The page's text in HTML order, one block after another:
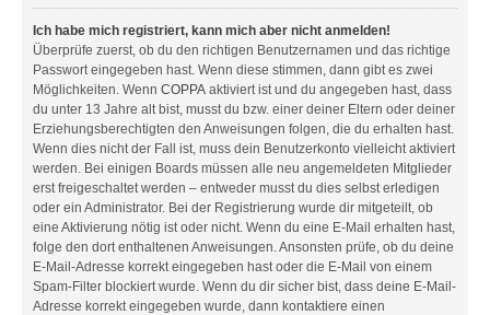
Ich habe mich registriert, kann mich aber nicht anmelden!
Überprüfe zuerst, ob du den richtigen Benutzernamen und das richtige
Passwort eingegeben hast. Wenn diese stimmen, dann gibt es zwei
Möglichkeiten. Wenn COPPA aktiviert ist und du angegeben hast, dass
du unter 13 Jahre alt bist, musst du bzw. einer deiner Eltern oder deiner
Erziehungsberechtigten den Anweisungen folgen, die du erhalten hast.
Wenn dies nicht der Fall ist, muss dein Benutzerkonto vielleicht aktiviert
werden. Bei einigen Boards müssen alle neu angemeldeten Mitglieder
erst freigeschaltet werden – entweder musst du dies selbst erledigen
oder ein Administrator. Bei der Registrierung wurde dir mitgeteilt, ob
eine Aktivierung nötig ist oder nicht. Wenn du eine E-Mail erhalten hast,
folge den dort enthaltenen Anweisungen. Ansonsten prüfe, ob du deine
E-Mail-Adresse korrekt eingegeben hast oder die E-Mail von einem
Spam-Filter blockiert wurde. Wenn du dir sicher bist, dass deine E-Mail-
Adresse korrekt eingegeben wurde, dann kontaktiere einen